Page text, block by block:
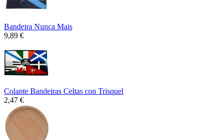
Bandeira Nunca Mais
9,89 €
Colante Bandeiras Celtas con Trisquel
2,47 €